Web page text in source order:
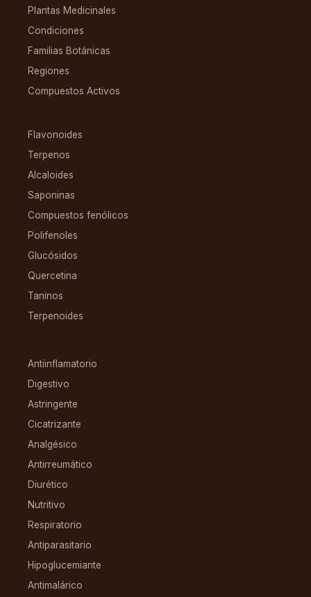
Plantas Medicinales
Condiciones
Familias Botánicas
Regiones
Compuestos Activos
Flavonoides
Terpenos
Alcaloides
Saponinas
Compuestos fenólicos
Polifenoles
Glucósidos
Quercetina
Taninos
Terpenoides
Antiinflamatorio
Digestivo
Astringente
Cicatrizante
Analgésico
Antirreumático
Diurético
Nutritivo
Respiratorio
Antiparasitario
Hipoglucemiante
Antimalárico